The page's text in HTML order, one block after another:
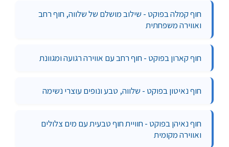
חוף קמלה בפוקט - שילוב מושלם של שלווה, חוף רחב
ואווירה משפחתית
חוף קארון בפוקט - חוף רחב עם אווירה רגועה ומגוונת
חוף נאיטון בפוקט - שלווה, טבע ונופים עוצרי נשימה
חוף נאיהן בפוקט - חוויית חוף טבעית עם מים צלולים
ואווירה מקומית